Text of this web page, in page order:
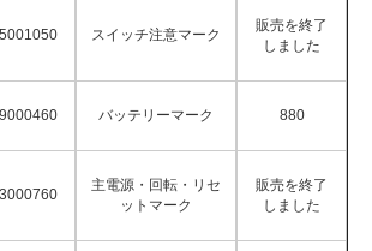
スイッチ注意マーク
販売を終了
しました
バッテリーマーク 880
主電源・回転・リセ
ットマーク
販売を終了
しました